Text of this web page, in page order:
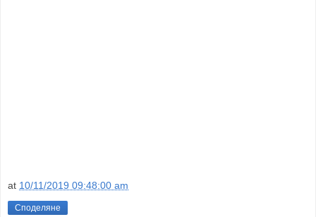
at 10/11/2019 09:48:00 am
Споделяне